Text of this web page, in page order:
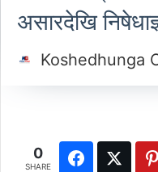
असारदेखि
Koshedhunga
0
SHARE